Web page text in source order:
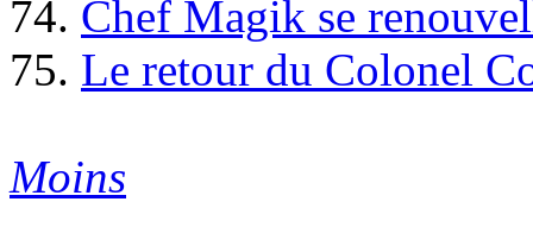
74. Chef Magik se
75. Le retour du Colonel
Moins